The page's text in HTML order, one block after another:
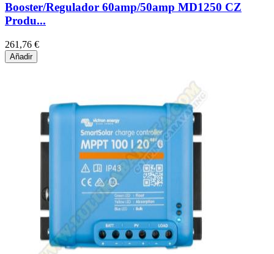
Booster/Regulador 60amp/50amp MD1250 CZ
Produ...
261,76 €
Añadir